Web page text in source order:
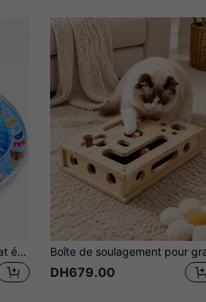
Tapis de jeu d'eau pour chat épaissi et antidérapant, tapis de jeu d'eau rafraîchissant exclusif pour chat d'intérieur, jouet interactif pour chat, permet aux chats de jouer de manière indépendante
DH679.00